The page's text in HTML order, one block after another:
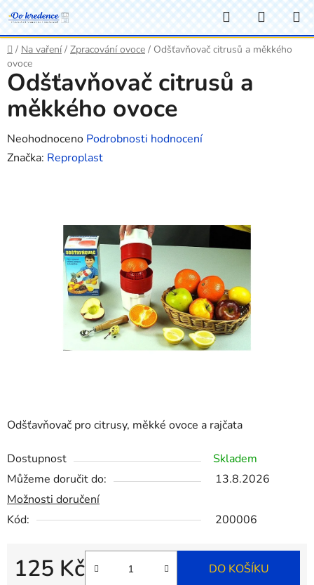
Přejít
na
obsah
Hledat
KOŠÍK
Domů
/ Na vaření / Zpracování ovoce / Odšťavňovač citrusů a měkkého
ovoce
Odšťavňovač pro citrusy, měkké ovoce a rajčata
Dostupnost
Skladem
Můžeme doručit do:
13.8.2026
Možnosti doručení
Kód:
200006
125 Kč DO KOŠÍKU
Odšťavňovač citrusů a
měkkého ovoce
Průměrné
hodnocení
Neohodnoceno Podrobnosti hodnocení
Značka: Reproplast